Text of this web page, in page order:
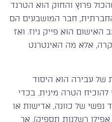
פרוץ והחוק הוא הטרנד
חבר המושבעים הם
האישום הוא פייק ניוז. ואז
אלא מה האינטרנט
של עבירה הוא היסוד
להוכיח הטרה מינית. בכדי
נפשי של כוונה, אדישות או
רשלנות תספיק). אך